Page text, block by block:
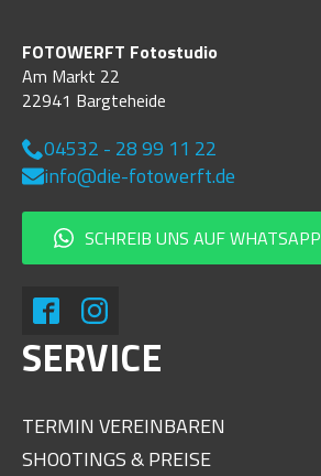
FOTOWERFT Fotostudio
Am Markt 22
22941 Bargteheide
04532 - 28 99 11 22
info@die-fotowerft.de
SCHREIB UNS AUF WHATSAPP
SERVICE
TERMIN VEREINBAREN
SHOOTINGS & PREISE